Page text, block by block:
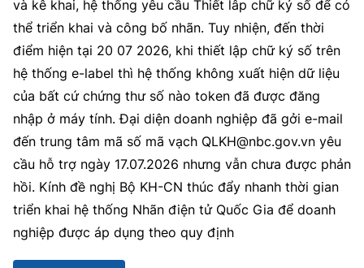
và kê khai, hệ thống yêu cầu Thiết lâp chữ ký số để có
thể triển khai và công bố nhãn. Tuy nhiện, đến thời
điểm hiện tại 20 07 2026, khi thiết lập chữ ký số trên
hệ thống e-label thì hệ thống không xuất hiện dữ liệu
của bất cứ chứng thư số nào token đã được đăng
nhập ở máy tính. Đại diện doanh nghiệp đã gởi e-mail
đến trung tâm mã số mã vạch QLKH@nbc.gov.vn yêu
cầu hỗ trợ ngày 17.07.2026 nhưng vẫn chưa được phản
hồi. Kính đề nghị Bộ KH-CN thúc đẩy nhanh thời gian
triển khai hệ thống Nhãn điện tử Quốc Gia để doanh
nghiệp được áp dụng theo quy định